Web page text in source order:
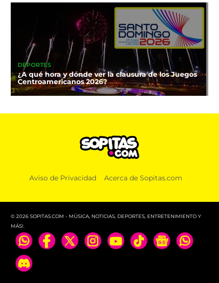
DEPORTES
¿A qué hora y dónde ver la clausura de los Juegos
Centroamericanos 2026?
Aviso de Privacidad Acerca de Sopitas.com
© 2026 SOPITAS.COM - MÚSICA, NOTICIAS, DEPORTES, ENTRETENIMIENTO Y
MÁS!.